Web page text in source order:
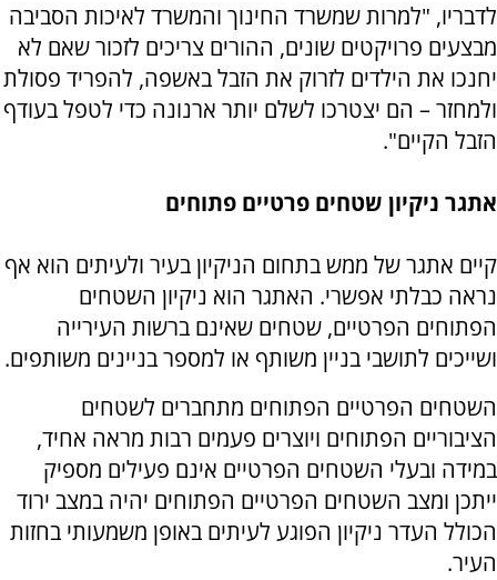
לדבריו, "למרות שמשרד החינוך והמשרד לאיכות הסביבה
מבצעים פרויקטים שונים, ההורים צריכים לזכור שאם לא
יחנכו את הילדים לזרוק את הזבל באשפה, להפריד פסולת
ולמחזר – הם יצטרכו לשלם יותר ארנונה כדי לטפל בעודף
הזבל הקיים".
אתגר ניקיון שטחים פרטיים פתוחים
קיים אתגר של ממש בתחום הניקיון בעיר ולעיתים הוא אף
נראה כבלתי אפשרי. האתגר הוא ניקיון השטחים
הפתוחים הפרטיים, שטחים שאינם ברשות העירייה
ושייכים לתושבי בניין משותף או למספר בניינים משותפים.
השטחים הפרטיים הפתוחים מתחברים לשטחים
הציבוריים הפתוחים ויוצרים פעמים רבות מראה אחיד,
במידה ובעלי השטחים הפרטיים אינם פעילים מספיק
ייתכן ומצב השטחים הפרטיים הפתוחים יהיה במצב ירוד
הכולל העדר ניקיון הפוגע לעיתים באופן משמעותי בחזות
העיר.